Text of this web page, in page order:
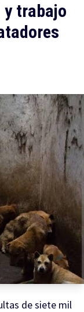
trabajo
de siete mil